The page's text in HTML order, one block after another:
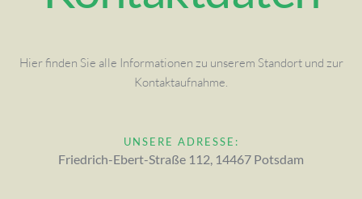
Hier finden Sie alle Informationen zu unserem Standort und zur
Kontaktaufnahme.
UNSERE ADRESSE:
Friedrich-Ebert-Straße 112, 14467 Potsdam